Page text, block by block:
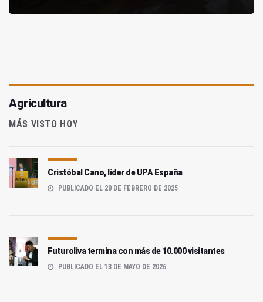
Agricultura
MÁS VISTO HOY
Cristóbal Cano, líder de UPA España
PUBLICADO EL 20 DE FEBRERO DE 2025
Futuroliva termina con más de 10.000 visitantes
PUBLICADO EL 13 DE MAYO DE 2026